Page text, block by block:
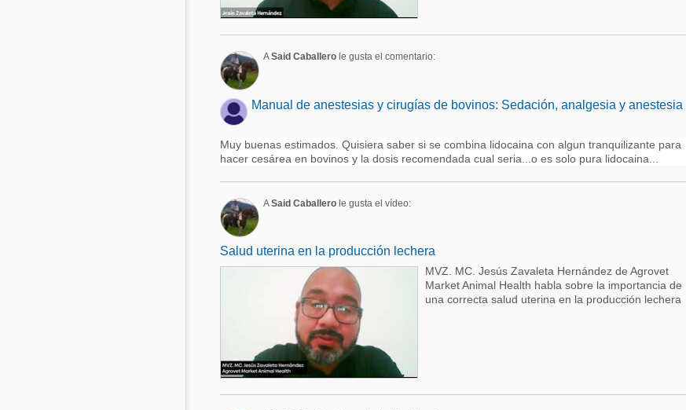
ASaid Caballerole gusta el comentario:
Manual de anestesias y cirugías de bovinos: Sedación, analgesia y anestesia
Muy buenas estimados. Quisiera saber si se combina lidocaina con algun tranquilizante para
hacer cesárea en bovinos y la dosis recomendada cual seria...o es solo pura lidocaina...
ASaid Caballerole gusta el vídeo:
Salud uterina en la producción lechera
MVZ. MC. Jesús Zavaleta Hernández de Agrovet
Market Animal Health habla sobre la importancia de
una correcta salud uterina en la producción lechera